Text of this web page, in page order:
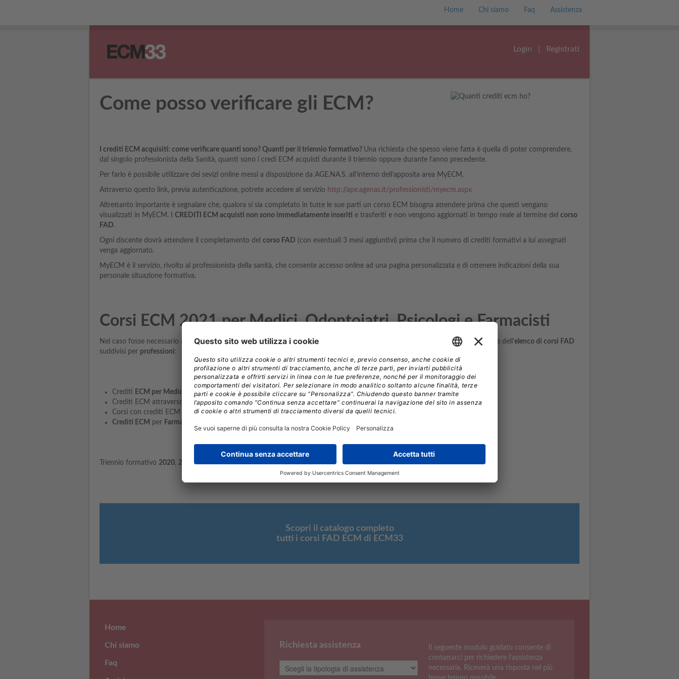
Home Chi siamo Faq Assistenza
Login Registrati
Come posso verificare gli ECM?
I crediti ECM acquisiti: come verificare quanti sono? Quanti per il triennio formativo? Una richiesta che spesso viene fatta è quella di poter comprendere,
dal singolo professionista della Sanità, quanti sono i credi ECM acquisti durante il triennio oppure durante l’anno precedente.
Per farlo è possibile utilizzare dei sevizi online messi a disposizione da AGE.NA.S. all’interno dell’apposita area MyECM.
Attraverso questo link, previa autenticazione, potrete accedere al servizio http://ape.agenas.it/professionisti/myecm.aspx
Altrettanto importante è segnalare che, qualora si sia completato in tutte le sue parti un corso ECM bisogna attendere prima che questi vengano
visualizzati in MyECM. I CREDITI ECM acquisti non sono immediatamente inseriti e trasferiti e non vengono aggiornati in tempo reale al termine del corso
FAD.
Ogni discente dovrà attendere il completamento del corso FAD (con eventuali 3 mesi aggiuntivi) prima che il numero di crediti formativi a lui assegnati
venga aggiornato.
MyECM è il servizio, rivolto al professionista della sanità, che consente accesso online ad una pagina personalizzata e di ottenere indicazioni della sua
personale situazione formativa.
Corsi ECM 2021 per Medici, Odontoiatri, Psicologi e Farmacisti
Nel caso fosse necessario acquisire ulterioricrediti ECMper il triennio formativo 2020, 2021 2022 vi invitiamo a prendere visione dell'elenco di corsi FAD
suddivisi per professioni:
Crediti ECM per Medici
http://www.edracorsi.it/categoria-prodotto/medicina/
Crediti ECM attraverso
FAD per Odontoiatri: http://www.edracorsi.it/categoria-prodotto/odontoiatria/
Corsi con crediti ECM perPsicologi :http://www.edracorsi.it/categoria-prodotto/psicologia/
Crediti ECM per Farmacisti:
Triennio formativo 2020, 2021e2022: acquista online i corsi FAD conCREDITI ECM
Scopri il catalogo completo
tutti i corsi FAD ECM di ECM33
Home
Chi siamo
Faq
Richiesta assistenza
Il seguente modulo guidato consente di
contattarci per richiedere l'assistenza
necessaria. Riceverà una risposta nel più